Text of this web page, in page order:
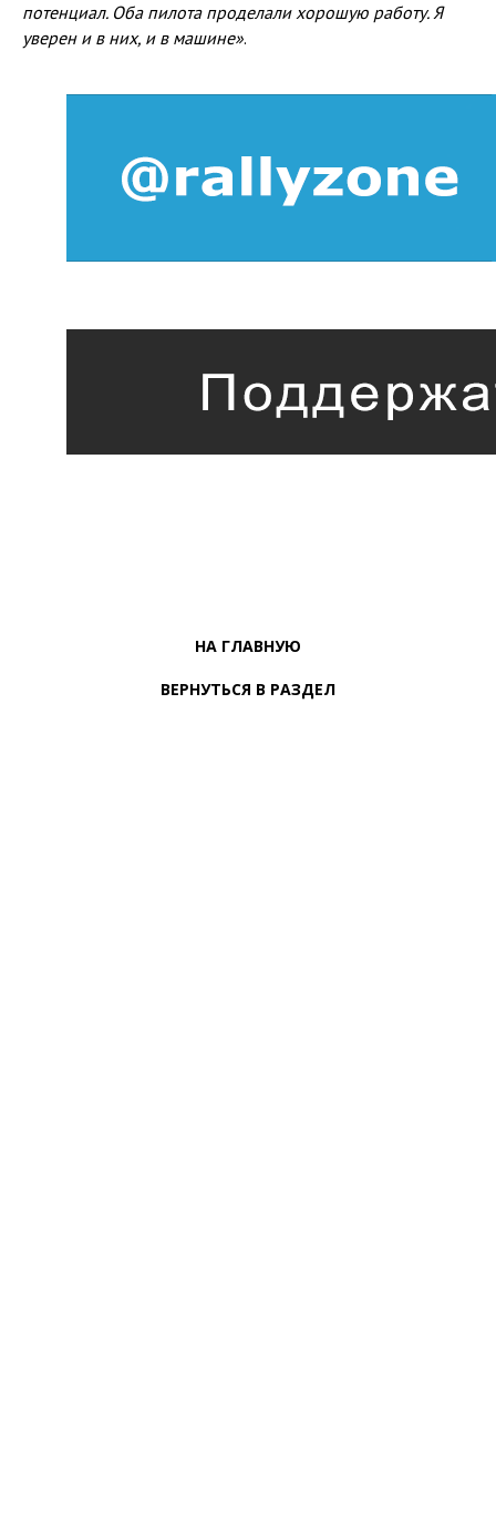
потенциал. Оба пилота проделали хорошую работу. Я
уверен и в них, и в машине».
НА ГЛАВНУЮ
ВЕРНУТЬСЯ В РАЗДЕЛ